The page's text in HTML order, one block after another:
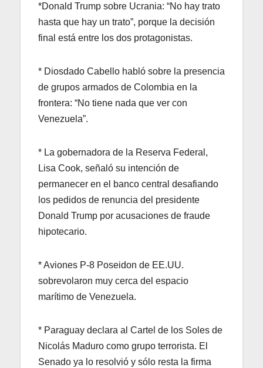
*Donald Trump sobre Ucrania: “No hay trato
hasta que hay un trato”, porque la decisión
final está entre los dos protagonistas.
* Diosdado Cabello habló sobre la presencia
de grupos armados de Colombia en la
frontera: “No tiene nada que ver con
Venezuela”.
* La gobernadora de la Reserva Federal,
Lisa Cook, señaló su intención de
permanecer en el banco central desafiando
los pedidos de renuncia del presidente
Donald Trump por acusaciones de fraude
hipotecario.
* Aviones P-8 Poseidon de EE.UU.
sobrevolaron muy cerca del espacio
marítimo de Venezuela.
* Paraguay declara al Cartel de los Soles de
Nicolás Maduro como grupo terrorista. El
Senado ya lo resolvió y sólo resta la firma